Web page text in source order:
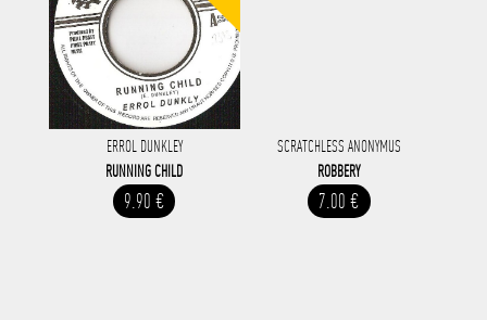
ERROL DUNKLEY
RUNNING CHILD
9.90 €
SCRATCHLESS ANONYMUS
ROBBERY
7.00 €